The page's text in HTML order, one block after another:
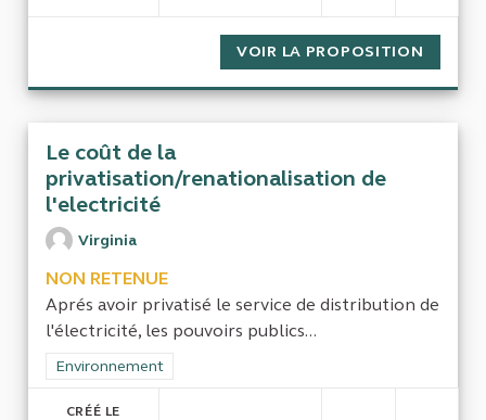
VOIR LA PROPOSITION
Le coût de la
privatisation/renationalisation de
l'electricité
Virginia
NON RETENUE
Aprés avoir privatisé le service de distribution de
l'électricité, les pouvoirs publics...
Filtrer les résultats de la catégorie : Environnement
Environnement
CRÉÉ LE